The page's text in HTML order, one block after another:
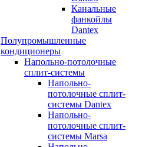
Канальные
фанкойлы
Dantex
Полупромышленные
кондиционеры
Напольно-потолочные
сплит-системы
Напольно-
потолочные сплит-
системы Dantex
Напольно-
потолочные сплит-
системы Marsa